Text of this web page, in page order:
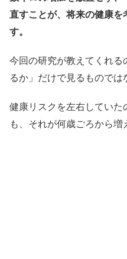
直すことが、将来の健康を
す。
今回の研究が教えてくれ
るか」だけで見るものでは
健康リスクを左右していた
も、それが何歳ごろから増